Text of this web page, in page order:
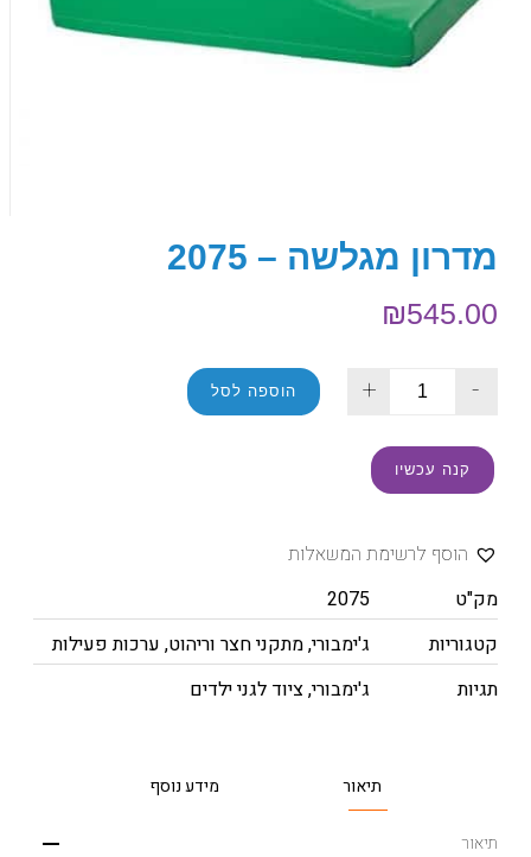
מדרון מגלשה – 2075
₪545.00
-
+ הוספה לסל
קנה עכשיו
הוסף לרשימת המשאלות
מק"ט
2075
קטגוריות
ג'ימבורי,מתקני חצר וריהוט, ערכות פעילות
תגיות
ג'ימבורי,ציוד לגני ילדים
תיאור מידע נוסף
תיאור